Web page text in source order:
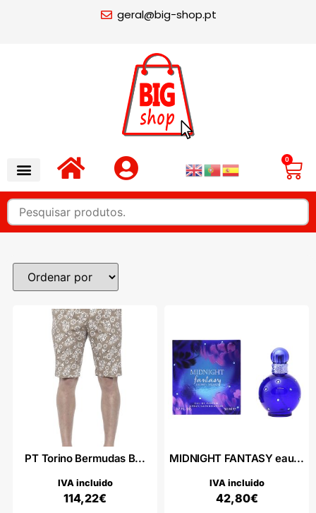
geral@big-shop.pt
0
PT Torino Bermudas B...
114,22€
IVA incluido
MIDNIGHT FANTASY eau...
42,80€
IVA incluido